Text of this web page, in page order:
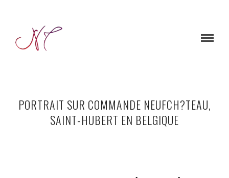
PORTRAIT SUR COMMANDE NEUFCH?TEAU,
SAINT-HUBERT EN BELGIQUE